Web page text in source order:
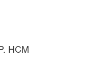
HCM